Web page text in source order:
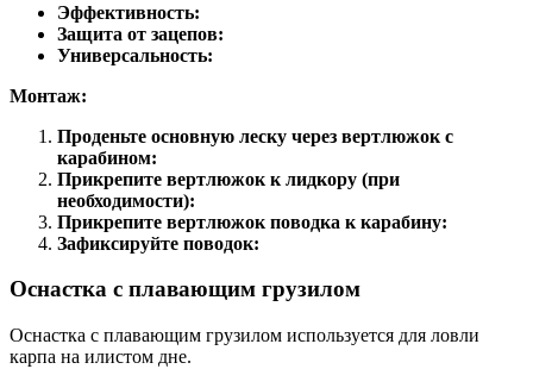
Эффективность:
Защита от зацепов:
Универсальность:
Монтаж:
Проденьте основную леску через вертлюжок с
карабином:
Прикрепите вертлюжок к лидкору (при
необходимости):
Прикрепите вертлюжок поводка к карабину:
Зафиксируйте поводок:
Оснастка с плавающим грузилом
Оснастка с плавающим грузилом используется для ловли
карпа на илистом дне.